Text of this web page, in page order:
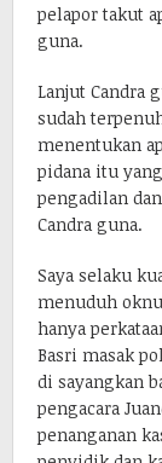
pelapor takut
guna.
Lanjut Candra
sudah
menentukan
pidana itu
pengadilan
Candra guna.
Saya selaku
menuduh
hanya
Basri masak
di sayangkan
pengacara
penanganan